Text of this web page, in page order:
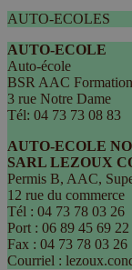
AUTO-ECOLES
AUTO-ECOLE
Auto-école
BSR AAC
3 rue Notre Dame
Tél: 04 73 73 08 83
AUTO-ECOLE
SARL LEZOUX
Permis B, AAC,
12 rue du commerce
Tél : 04 73 78 03 26
Port : 06 89 45 69 22
Fax : 04 73 78 03 26
Courriel :